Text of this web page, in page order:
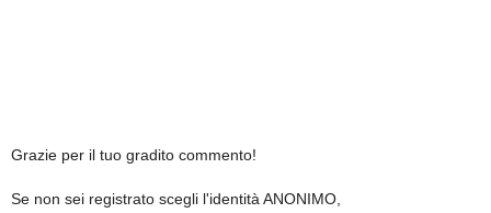
Grazie per il tuo gradito commento!
Se non sei registrato scegli l'identità ANONIMO,